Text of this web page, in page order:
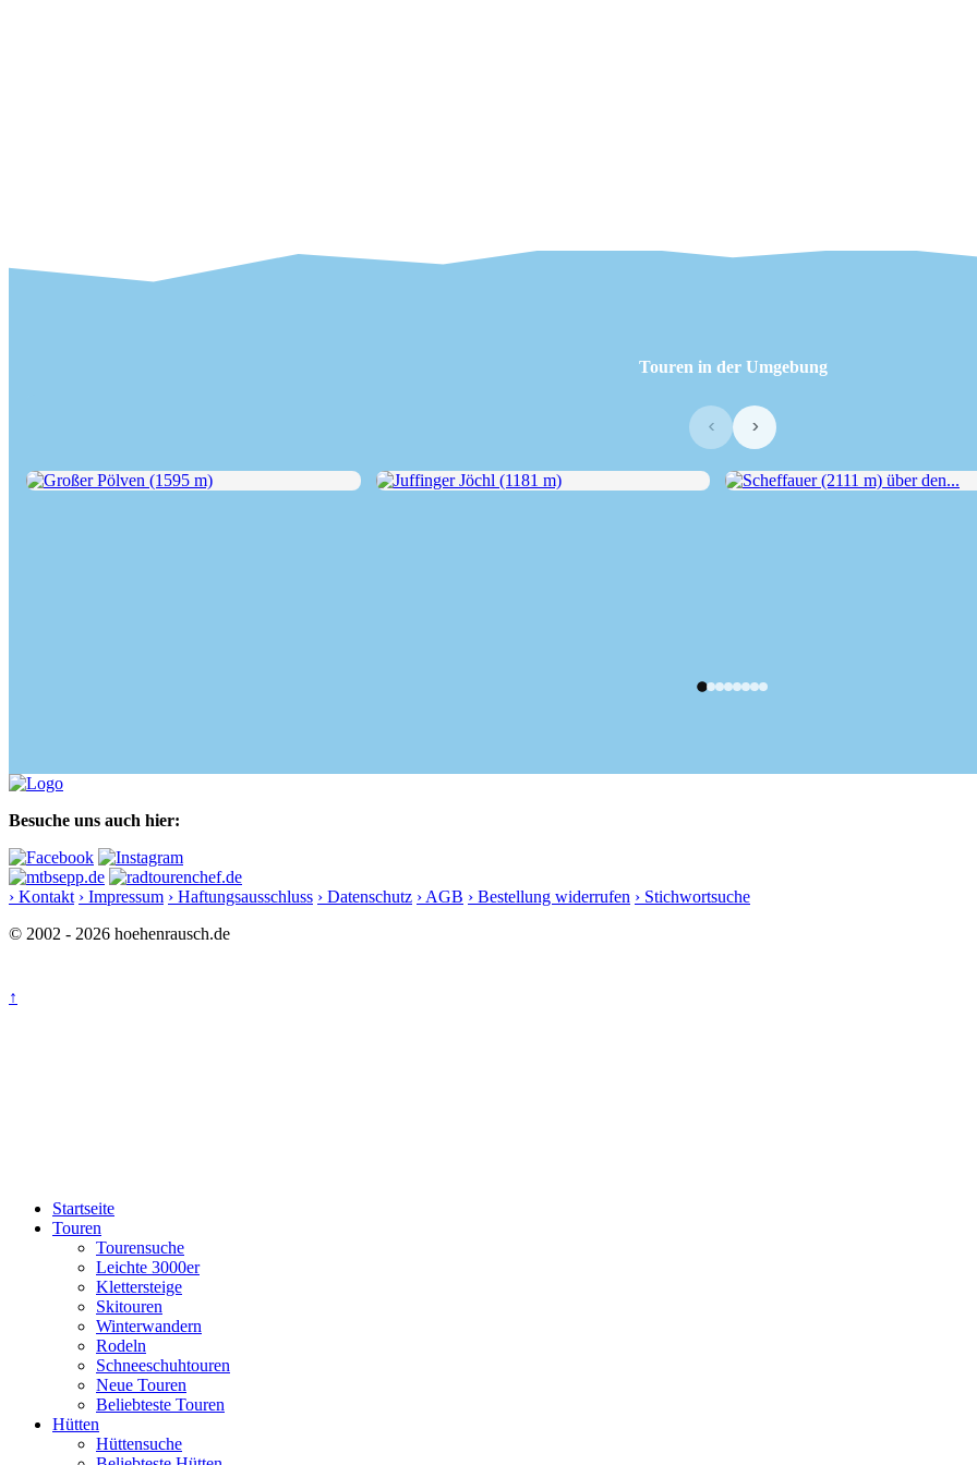
Touren in der Umgebung
‹ ›
Besuche uns auch hier:
› Kontakt › Impressum › Haftungsausschluss › Datenschutz › AGB › Bestellung widerrufen › Stichwortsuche
© 2002 - 2026 hoehenrausch.de
↑
Startseite
Touren
Tourensuche
Leichte 3000er
Klettersteige
Skitouren
Winterwandern
Rodeln
Schneeschuhtouren
Neue Touren
Beliebteste Touren
Hütten
Hüttensuche